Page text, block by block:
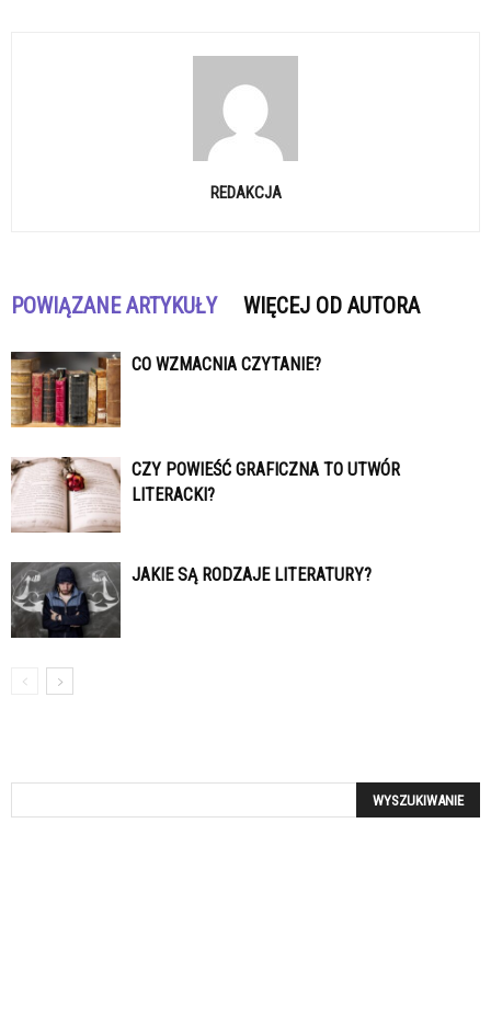
REDAKCJA
POWIĄZANE ARTYKUŁY WIĘCEJ OD AUTORA
CO WZMACNIA CZYTANIE?
CZY POWIEŚĆ GRAFICZNA TO UTWÓR
LITERACKI?
JAKIE SĄ RODZAJE LITERATURY?